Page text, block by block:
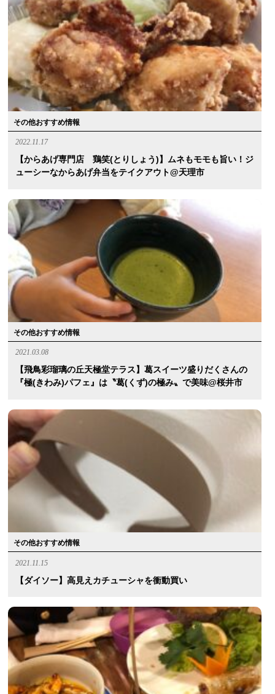
その他おすすめ情報
2022.11.17
【からあげ専門店 鶏笑(とりしょう)】ムネもモモも旨い！ジ
ューシーなからあげ弁当をテイクアウト@天理市
その他おすすめ情報
2021.03.08
【飛鳥彩瑠璃の丘天極堂テラス】葛スイーツ盛りだくさんの
『極(きわみ)パフェ』は〝葛(くず)の極み〟で美味@桜井市
その他おすすめ情報
2021.11.15
【ダイソー】高見えカチューシャを衝動買い